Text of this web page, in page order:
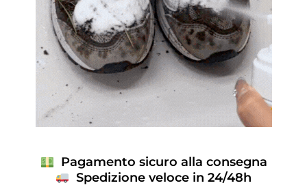
Pagamento sicuro alla consegna
Spedizione veloce in 24/48h